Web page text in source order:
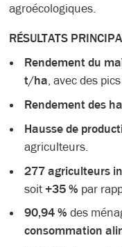
agroécologiques.
RÉSULTATS
Rendement du
t/ha, avec des
Rendement des
Hausse de
agriculteurs.
277 agriculteurs
soit+35 % par
90,94 % des
consommation